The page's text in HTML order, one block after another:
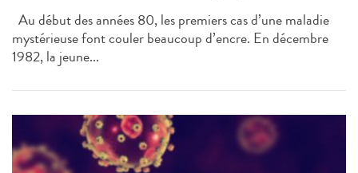
Au début des années 80, les premiers cas d’une maladie
mystérieuse font couler beaucoup d’encre. En décembre
1982, la jeune...